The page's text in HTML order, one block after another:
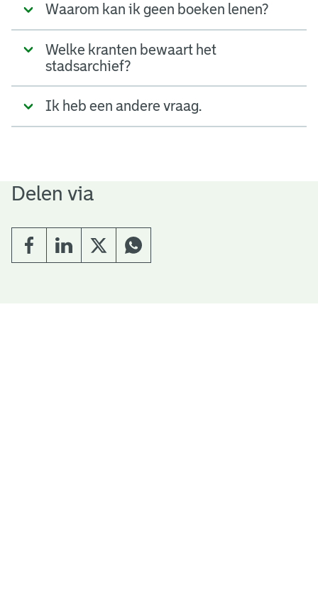
Waarom kan ik geen boeken lenen?
Welke kranten bewaart het
stadsarchief?
Ik heb een andere vraag.
Delen via